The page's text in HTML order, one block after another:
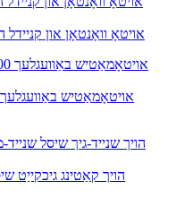
אויטאָ וואָנטאָן און קניידל
הויך קאַטינג גיכקייַט